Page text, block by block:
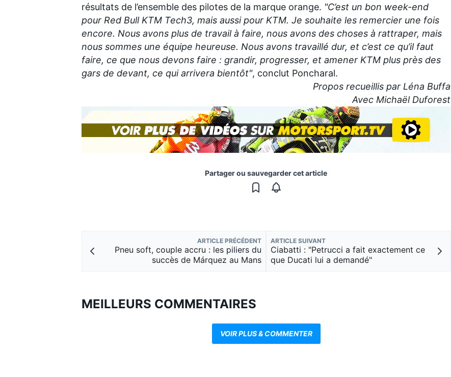
résultats de l’ensemble des pilotes de la marque orange. "C’est un bon week-end
pour Red Bull KTM Tech3, mais aussi pour KTM. Je souhaite les remercier une fois
encore. Nous avons plus de travail à faire, nous avons des choses à rattraper, mais
nous sommes une équipe heureuse. Nous avons travaillé dur, et c’est ce qu’il faut
faire, ce que nous devons faire : grandir, progresser, et amener KTM plus près des
gars de devant, ce qui arrivera bientôt", conclut Poncharal.
Propos recueillis par Léna Buffa
Avec Michaël Duforest
Partager ou sauvegarder cet article
ARTICLE PRÉCÉDENT
Pneu soft, couple accru : les piliers du
succès de Márquez au Mans
ARTICLE SUIVANT
Ciabatti : "Petrucci a fait exactement ce
que Ducati lui a demandé"
MEILLEURS COMMENTAIRES
VOIR PLUS & COMMENTER